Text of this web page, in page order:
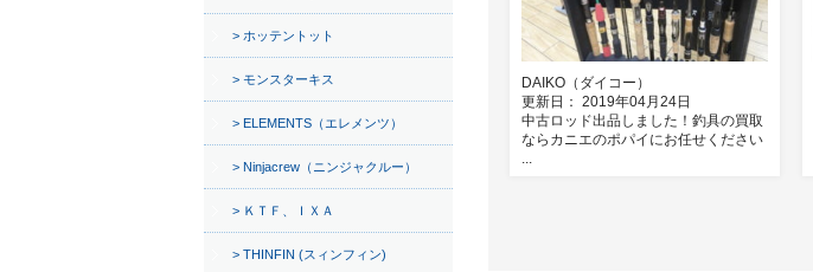
DAIKO（ダイコー）
更新日： 2019年04月24日
中古ロッド出品しました！釣具の買取
ならカニエのポパイにお任せください
...
ホッテントット
モンスターキス
ELEMENTS（エレメンツ）
Ninjacrew（ニンジャクルー）
ＫＴＦ、ＩＸＡ
THINFIN (スィンフィン)